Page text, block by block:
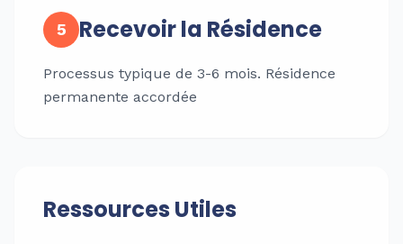
5 Recevoir la Résidence
Processus typique de 3-6 mois. Résidence
permanente accordée
Ressources Utiles